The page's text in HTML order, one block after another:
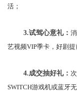
活；
3.试驾心意礼：
艺视频VIP季卡，好剧提
4.成交抽好礼：
SWITCH游戏机或蓝牙